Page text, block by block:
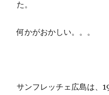
た。
何かがおかしい。。。
サンフレッチェ広島は、